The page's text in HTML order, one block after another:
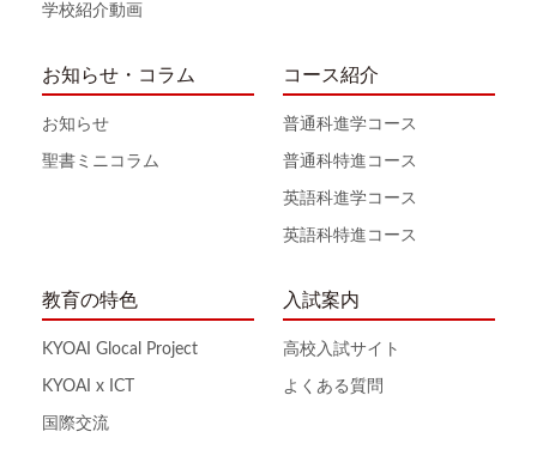
学校紹介動画
お知らせ・コラム
お知らせ
聖書ミニコラム
コース紹介
普通科進学コース
普通科特進コース
英語科進学コース
英語科特進コース
教育の特色
KYOAI Glocal Project
KYOAI x ICT
国際交流
入試案内
高校入試サイト
よくある質問